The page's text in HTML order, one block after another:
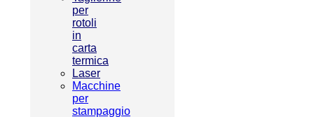
per
rotoli
in
carta
termica
Laser
Macchine
per
stampaggio